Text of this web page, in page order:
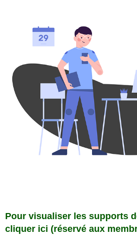
Pour visualiser les supports
cliquer ici (réservé aux